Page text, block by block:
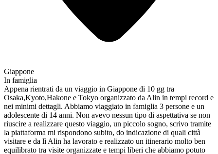
Giappone
In famiglia
Appena rientrati da un viaggio in Giappone di 10 gg tra
Osaka,Kyoto,Hakone e Tokyo organizzato da Alin in tempi record e
nei minimi dettagli. Abbiamo viaggiato in famiglia 3 persone e un
adolescente di 14 anni. Non avevo nessun tipo di aspettativa se non
riuscire a realizzare questo viaggio, un piccolo sogno, scrivo tramite
la piattaforma mi rispondono subito, do indicazione di quali città
visitare e da lì Alin ha lavorato e realizzato un itinerario molto ben
equilibrato tra visite organizzate e tempi liberi che abbiamo potuto